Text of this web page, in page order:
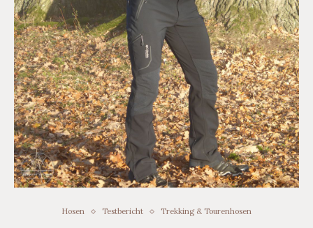
Hosen Testbericht Trekking & Tourenhosen